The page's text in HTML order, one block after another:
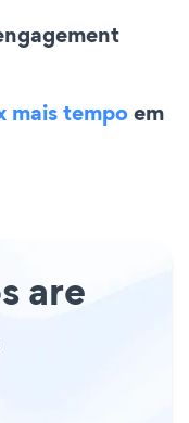
mais tempoem
are